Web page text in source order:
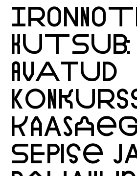
KUTSUB:
AVATUD
SEPISE